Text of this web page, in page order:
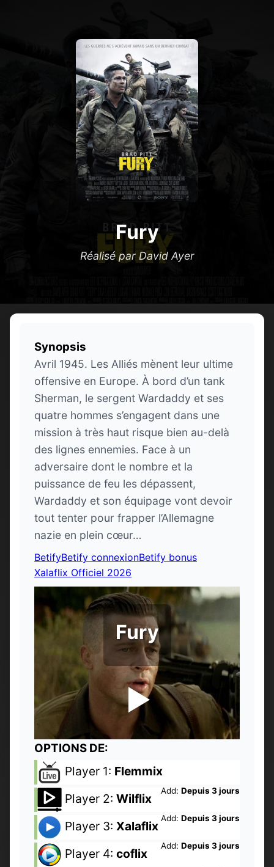
Fury
Réalisé par David Ayer
Synopsis
Avril 1945. Les Alliés mènent leur ultime
offensive en Europe. À bord d’un tank
Sherman, le sergent Wardaddy et ses
quatre hommes s’engagent dans une
mission à très haut risque bien au-delà
des lignes ennemies. Face à un
adversaire dont le nombre et la
puissance de feu les dépassent,
Wardaddy et son équipage vont devoir
tout tenter pour frapper l’Allemagne
nazie en plein cœur…
BetifyBetify connexionBetify bonus
Xalaflix Officiel 2026
Fury
OPTIONS DE:
Player 1: Flemmix
Add: Depuis 3 jours
Player 2: Wilflix
Add: Depuis 3 jours
Player 3: Xalaflix
Add: Depuis 3 jours
Player 4: coflix